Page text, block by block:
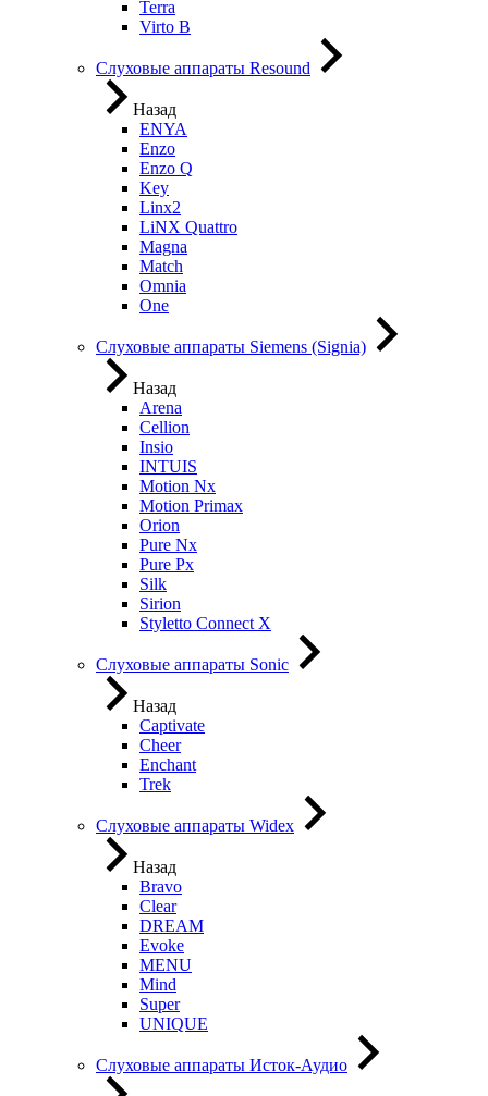
Terra
Virto B
Слуховые аппараты Resound
Назад
ENYA
Enzo
Enzo Q
Key
Linx2
LiNX Quattro
Magna
Match
Omnia
One
Слуховые аппараты Siemens (Signia)
Назад
Arena
Cellion
Insio
INTUIS
Motion Nx
Motion Primax
Orion
Pure Nx
Pure Px
Silk
Sirion
Styletto Connect X
Слуховые аппараты Sonic
Назад
Captivate
Cheer
Enchant
Trek
Слуховые аппараты Widex
Назад
Bravo
Clear
DREAM
Evoke
MENU
Mind
Super
UNIQUE
Слуховые аппараты Исток-Аудио